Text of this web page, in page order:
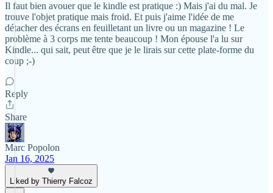
Il faut bien avouer que le kindle est pratique :) Mais j'ai du mal. Je
trouve l'objet pratique mais froid. Et puis j'aime l'idée de me
détacher des écrans en feuilletant un livre ou un magazine ! Le
problème à 3 corps me tente beaucoup ! Mon épouse l'a lu sur
Kindle... qui sait, peut être que je le lirais sur cette plate-forme du
coup ;-)
Reply
Share
Marc Popolon
Jan 16, 2025
Liked by Thierry Falcoz